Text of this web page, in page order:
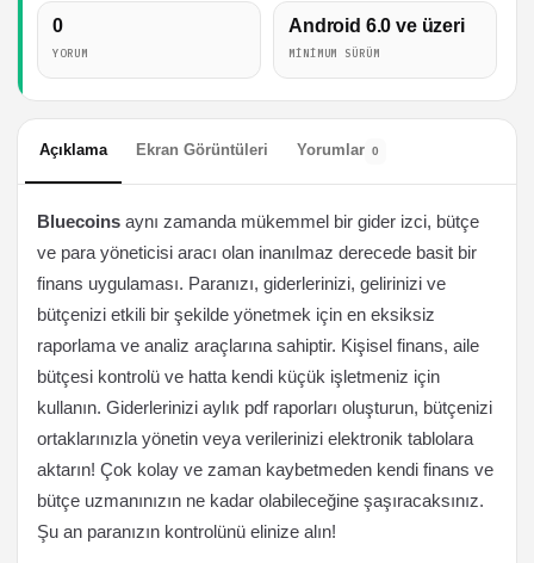
0
YORUM
Android 6.0 ve üzeri
MINIMUM SÜRÜM
Açıklama Ekran Görüntüleri Yorumlar 0
Bluecoins aynı zamanda mükemmel bir gider izci, bütçe
ve para yöneticisi aracı olan inanılmaz derecede basit bir
finans uygulaması. Paranızı, giderlerinizi, gelirinizi ve
bütçenizi etkili bir şekilde yönetmek için en eksiksiz
raporlama ve analiz araçlarına sahiptir. Kişisel finans, aile
bütçesi kontrolü ve hatta kendi küçük işletmeniz için
kullanın. Giderlerinizi aylık pdf raporları oluşturun, bütçenizi
ortaklarınızla yönetin veya verilerinizi elektronik tablolara
aktarın! Çok kolay ve zaman kaybetmeden kendi finans ve
bütçe uzmanınızın ne kadar olabileceğine şaşıracaksınız.
Şu an paranızın kontrolünü elinize alın!